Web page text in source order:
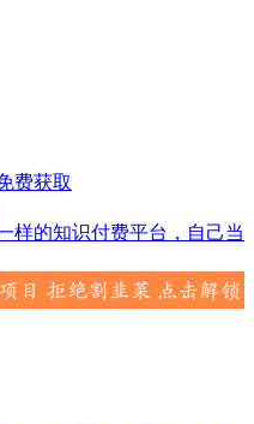
费获取
样的知识付费平台，自己当